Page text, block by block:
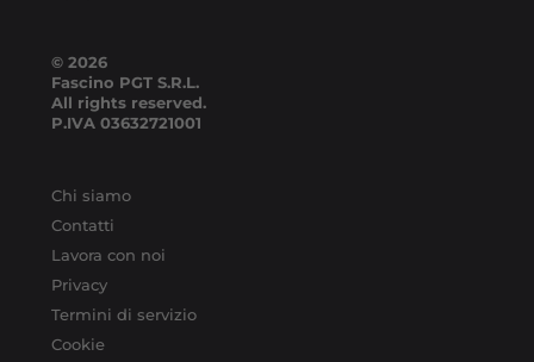
© 2026
Fascino PGT S.R.L.
All rights reserved.
P.IVA 03632721001
Chi siamo
Contatti
Lavora con noi
Privacy
Termini di servizio
Cookie